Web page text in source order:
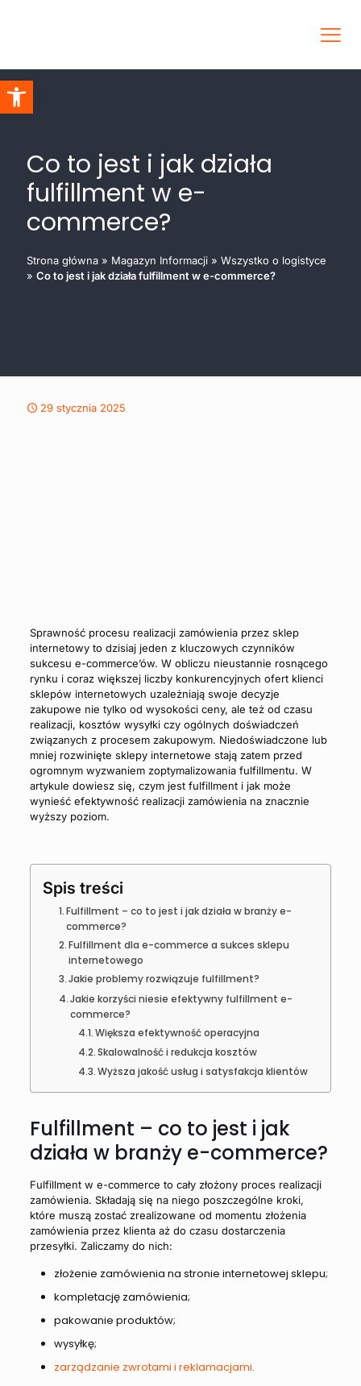
Otwórz pasek narzędzi
Co to jest i jak działa
fulfillment w e-
commerce?
Strona główna » Magazyn Informacji » Wszystko o logistyce
» Co to jest i jak działa fulfillment w e-commerce?
29 stycznia 2025
Sprawność procesu realizacji zamówienia przez sklep
internetowy to dzisiaj jeden z kluczowych czynników
sukcesu e-commerce’ów. W obliczu nieustannie rosnącego
rynku i coraz większej liczby konkurencyjnych ofert klienci
sklepów internetowych uzależniają swoje decyzje
zakupowe nie tylko od wysokości ceny, ale też od czasu
realizacji, kosztów wysyłki czy ogólnych doświadczeń
związanych z procesem zakupowym. Niedoświadczone lub
mniej rozwinięte sklepy internetowe stają zatem przed
ogromnym wyzwaniem zoptymalizowania fulfillmentu. W
artykule dowiesz się, czym jest fulfillment i jak może
wynieść efektywność realizacji zamówienia na znacznie
wyższy poziom.
Spis treści
Fulfillment – co to jest i jak działa w branży e-
commerce?
Fulfillment dla e-commerce a sukces sklepu
internetowego
Jakie problemy rozwiązuje fulfillment?
Jakie korzyści niesie efektywny fulfillment e-
commerce?
Większa efektywność operacyjna
Skalowalność i redukcja kosztów
Wyższa jakość usług i satysfakcja klientów
Fulfillment – co to jest i jak
działa w branży e-commerce?
Fulfillment w e-commerce to cały złożony proces realizacji
zamówienia. Składają się na niego poszczególne kroki,
które muszą zostać zrealizowane od momentu złożenia
zamówienia przez klienta aż do czasu dostarczenia
przesyłki. Zaliczamy do nich:
złożenie zamówienia na stronie internetowej sklepu;
kompletację zamówienia;
pakowanie produktów;
wysyłkę;
zarządzanie zwrotami i reklamacjami.